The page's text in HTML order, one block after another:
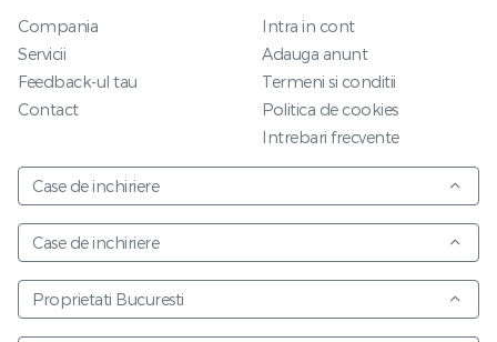
Compania
Servicii
Feedback-ul tau
Contact
Intra in cont
Adauga anunt
Termeni si conditii
Politica de cookies
Intrebari frecvente
Case de inchiriere
Case de inchiriere
Proprietati Bucuresti